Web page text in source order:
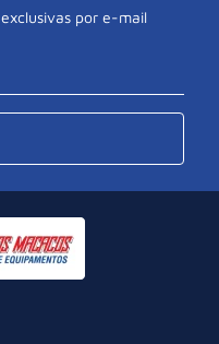
exclusivas por e-mail